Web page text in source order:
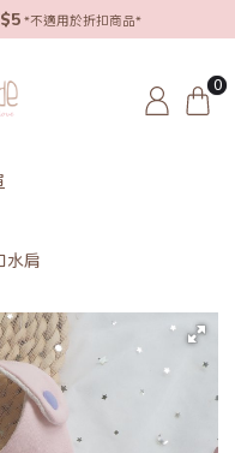
*不適用於折扣商品*
0
水肩